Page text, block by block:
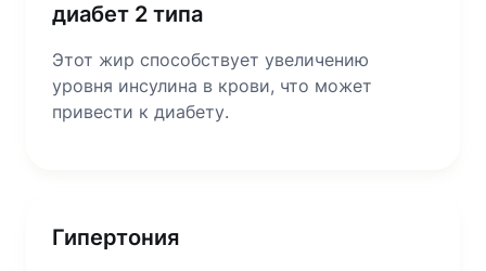
диабет 2 типа
Этот жир способствует увеличению
уровня инсулина в крови, что может
привести к диабету.
Гипертония